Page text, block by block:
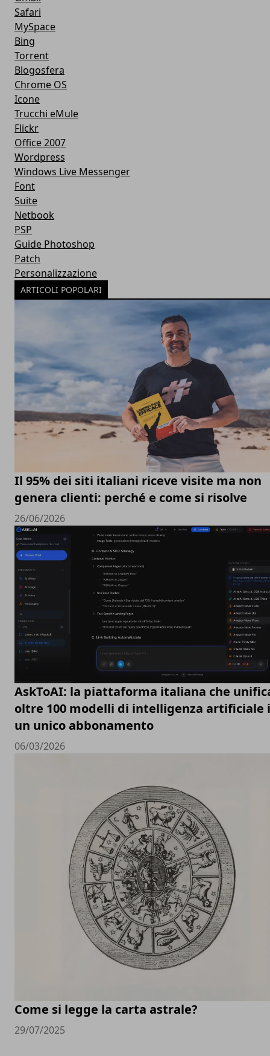
Safari
MySpace
Bing
Torrent
Blogosfera
Chrome OS
Icone
Trucchi eMule
Flickr
Office 2007
Wordpress
Windows Live Messenger
Font
Suite
Netbook
PSP
Guide Photoshop
Patch
Personalizzazione
ARTICOLI POPOLARI
Il 95% dei siti italiani riceve visite ma non
genera clienti: perché e come si risolve
26/06/2026
AskToAI: la piattaforma italiana che
oltre 100 modelli di intelligenza artificiale
un unico abbonamento
06/03/2026
Come si legge la carta astrale?
29/07/2025